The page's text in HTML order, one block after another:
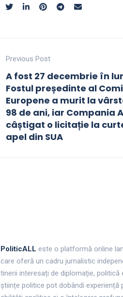
Previous Post
A fost 27 decembrie în
Fostul președinte al
Europene a murit la
98 de ani, iar Compania
câștigat o licitație la
apel din SUA
PoliticALL este o platformă online
care oferă un cadru jurnalistic
tinerii interesați de diplomație, politică
științe politice pot dobândi experiență